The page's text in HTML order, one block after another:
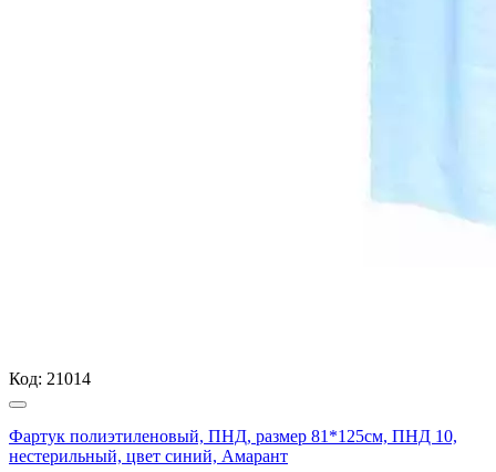
Код: 21014
Фартук полиэтиленовый, ПНД, размер 81*125см, ПНД 10,
нестерильный, цвет синий, Амарант